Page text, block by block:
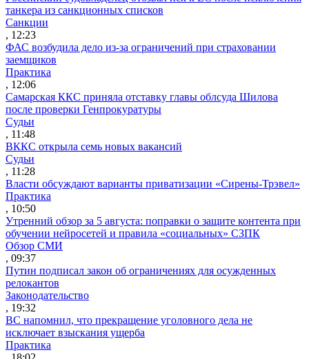
танкера из санкционных списков
Санкции
, 12:23
ФАС возбудила дело из-за ограничений при страховании
заемщиков
Практика
, 12:06
Самарская ККС приняла отставку главы облсуда Шилова
после проверки Генпрокуратуры
Судьи
, 11:48
ВККС открыла семь новых вакансий
Судьи
, 11:28
Власти обсуждают варианты приватизации «Сирены-Трэвел»
Практика
, 10:50
Утренний обзор за 5 августа: поправки о защите контента при
обучении нейросетей и правила «социальных» СЗПК
Обзор СМИ
, 09:37
Путин подписал закон об ограничениях для осужденных
релокантов
Законодательство
, 19:32
ВС напомнил, что прекращение уголовного дела не
исключает взыскания ущерба
Практика